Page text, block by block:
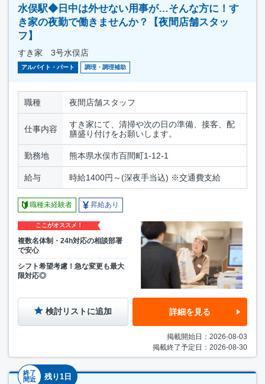
水俣駅◆日中は外せない用事が…そんな方に！す
き家の夜勤で働きませんか？【夜間店舗スタッ
フ】
すき家 3号水俣店
アルバイト・パート 調理・調理補助
職種 夜間店舗スタッフ
仕事内容
すき家にて、清掃や次の日の準備、接客、配
膳盛り付けをお願いします。
勤務地 熊本県水俣市百間町1-12-1
給与 時給1400円～(深夜手当込) ※交通費支給
職種未経験者 昇給あり
ここがオススメ！
複数名体制・24h対応の相談部署
で安心
シフト希望考慮！急な変更も最大
限対応◎
検討リストに追加 詳細を見る
掲載開始日：2026-08-03
掲載終了予定日：2026-08-30
終了
間近
残り1日